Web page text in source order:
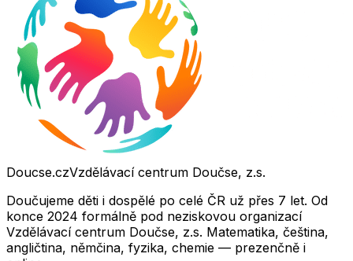
Doucse.czVzdělávací centrum Doučse, z.s.
Doučujeme děti i dospělé po celé ČR už přes 7 let. Od
konce 2024 formálně pod neziskovou organizací
Vzdělávací centrum Doučse, z.s. Matematika, čeština,
angličtina, němčina, fyzika, chemie — prezenčně i